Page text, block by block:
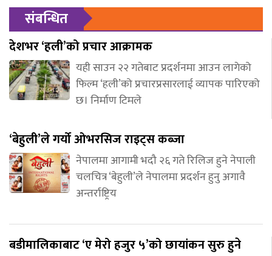
संबन्धित
देशभर ‘हली’को प्रचार आक्रामक
यही साउन २२ गतेबाट प्रदर्शनमा आउन लागेको
फिल्म ‘हली’को प्रचारप्रसारलाई व्यापक पारिएको
छ। निर्माण टिमले
‘बेहुली’ले गर्यो ओभरसिज राइट्स कब्जा
नेपालमा आगामी भदौ २६ गते रिलिज हुने नेपाली
चलचित्र ‘बेहुली’ले नेपालमा प्रदर्शन हुनु अगावै
अन्तर्राष्ट्रिय
बडीमालिकाबाट ‘ए मेरो हजुर ५’को छायांकन सुरु हुने